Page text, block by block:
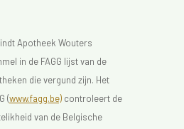
Apotheek Wouters
in de FAGG lijst van de
die vergund zijn. Het
(www.fagg.be)controleert de
van de Belgische